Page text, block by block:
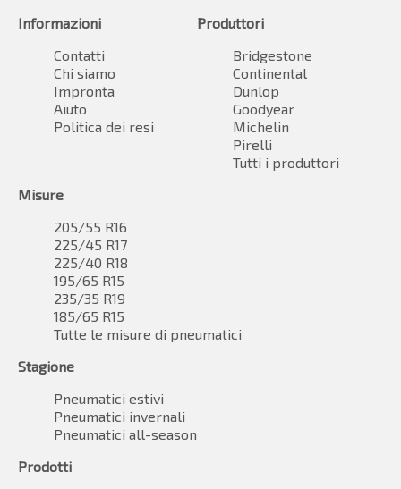
Informazioni
Contatti
Chi siamo
Impronta
Aiuto
Politica dei resi
Produttori
Bridgestone
Continental
Dunlop
Goodyear
Michelin
Pirelli
Tutti i produttori
Misure
205/55 R16
225/45 R17
225/40 R18
195/65 R15
235/35 R19
185/65 R15
Tutte le misure di pneumatici
Stagione
Pneumatici estivi
Pneumatici invernali
Pneumatici all-season
Prodotti